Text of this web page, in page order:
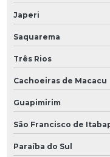
Japeri
Saquarema
Três Rios
Cachoeiras de Macacu
Guapimirim
São Francisco de
Paraíba do Sul